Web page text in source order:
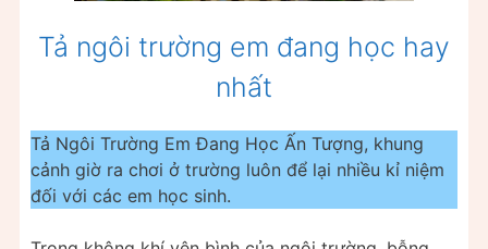
Tả ngôi trường em đang học hay
nhất
Tả Ngôi Trường Em Đang Học Ấn Tượng, khung
cảnh giờ ra chơi ở trường luôn để lại nhiều kỉ niệm
đối với các em học sinh.